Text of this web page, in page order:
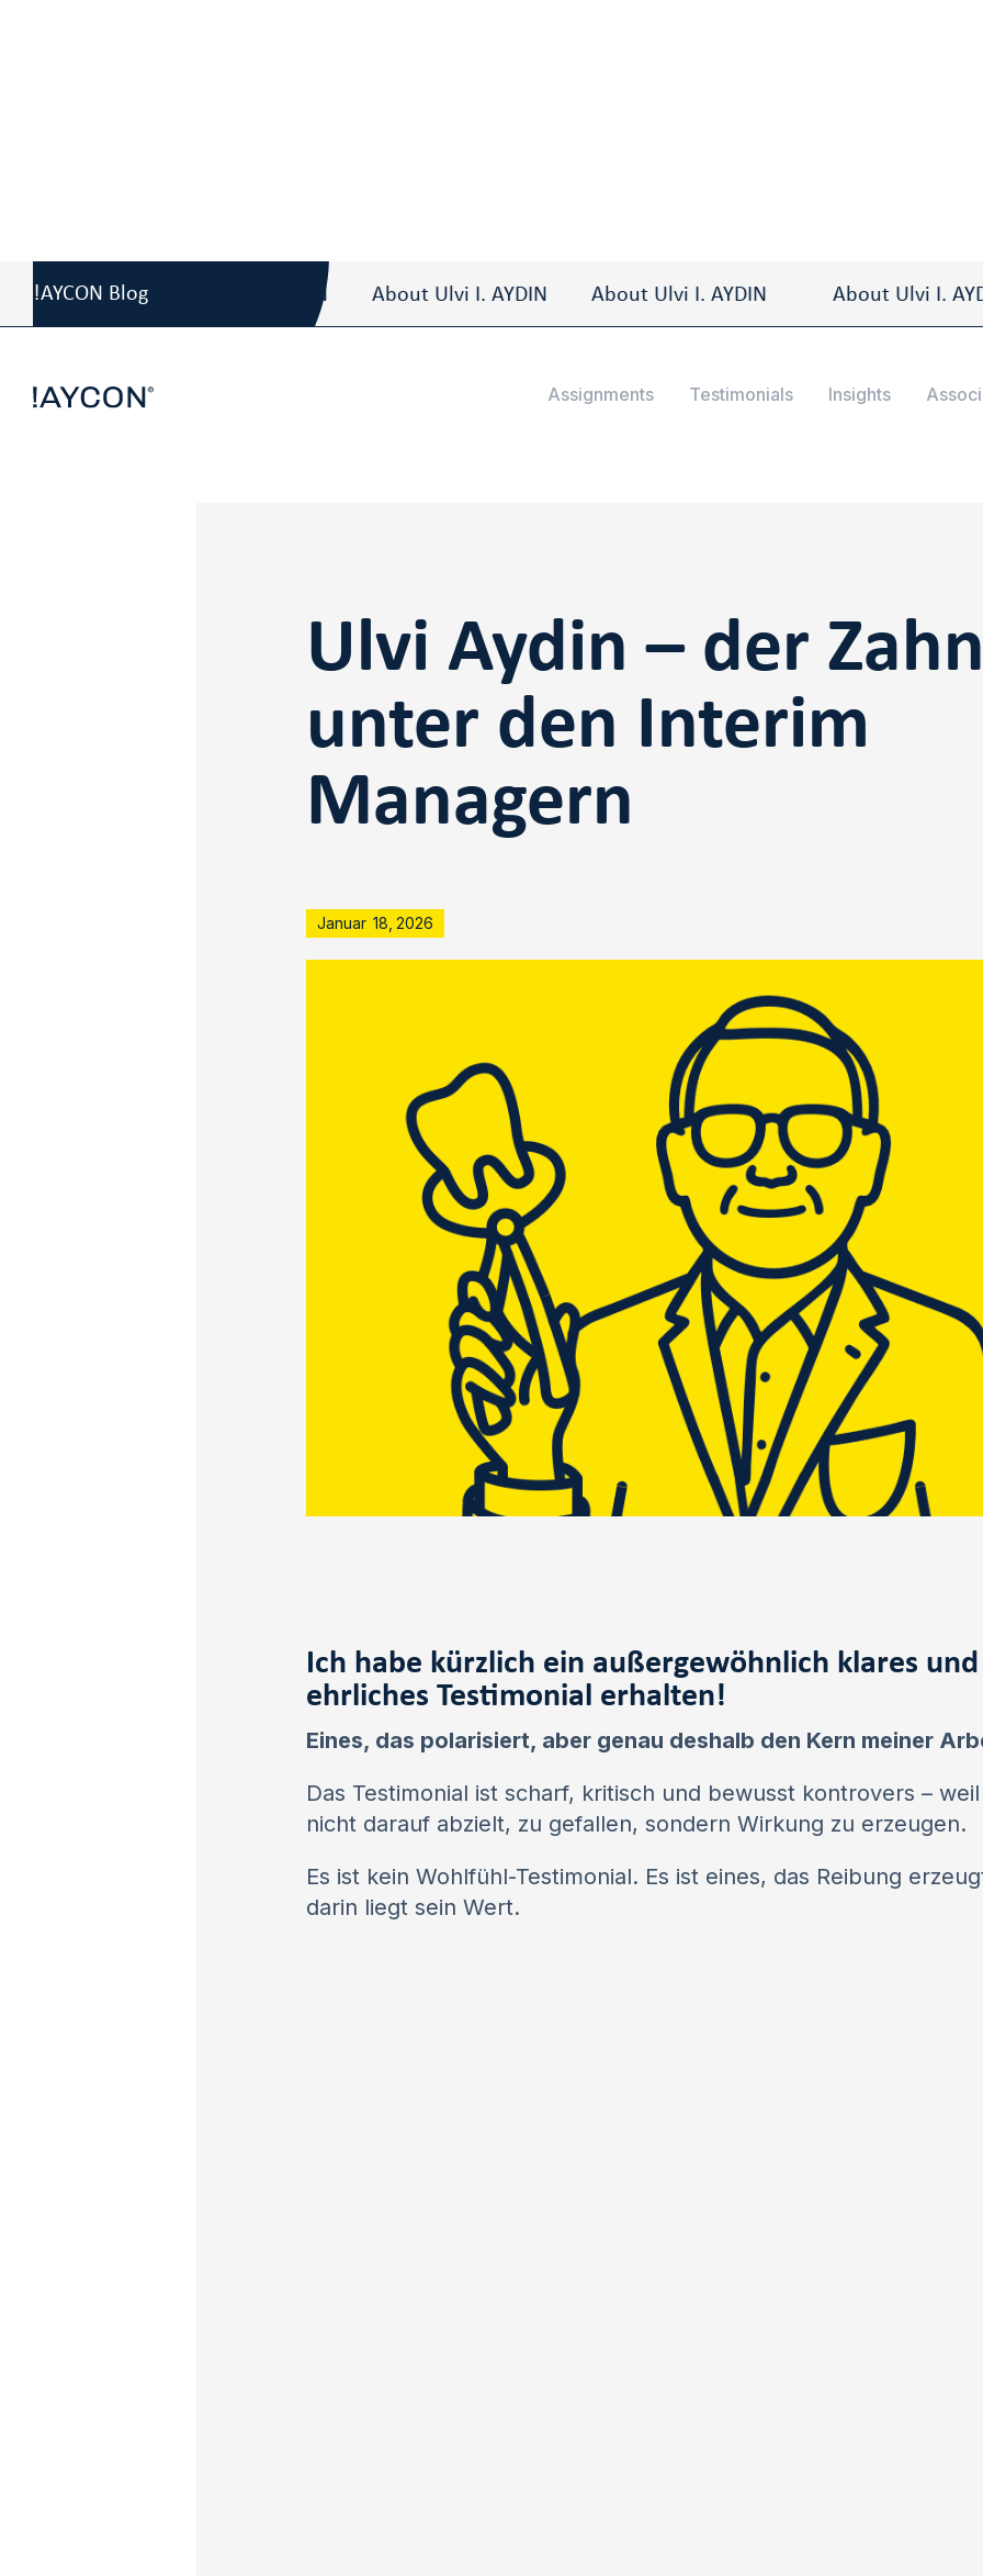
!AYCON BlogAbout Ulvi I. AYDIN About Ulvi I. AYDIN About Ulvi I. AYDIN About Ulvi I. AYDIN
Assignments Testimonials Insights
Ulvi Aydin – der
unter den Interim
Managern
Januar 18 2026
Ich habe kürzlich ein außergewöhnlich klares
ehrliches Testimonial erhalten!
Eines, das polarisiert, aber genau deshalb den Kern meiner
Das Testimonial ist scharf, kritisch und bewusst kontrovers –
nicht darauf abzielt, zu gefallen, sondern Wirkung zu erzeugen.
Es ist kein Wohlfühl-Testimonial. Es ist eines, das Reibung
darin liegt sein Wert.